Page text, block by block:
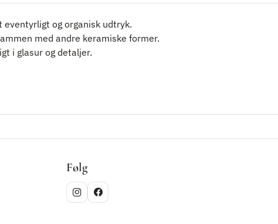
og organisk udtryk.
med andre keramiske former.
i glasur og detaljer.
Følg